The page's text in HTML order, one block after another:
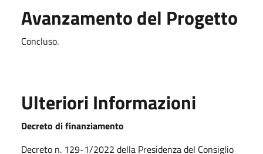
Avanzamento del Progetto
Concluso.
Ulteriori Informazioni
Decreto di finanziamento
Decreto n. 129-1/2022 della Presidenza del Consiglio